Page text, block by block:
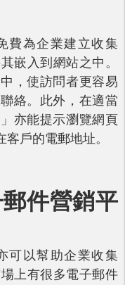
費為企業建立收集
嵌入到網站之中。
，使訪問者更容易
絡。此外，在適當
」亦能提示瀏覽網頁
戶的電郵地址。
件營銷平
可以幫助企業收集
上有很多電子郵件